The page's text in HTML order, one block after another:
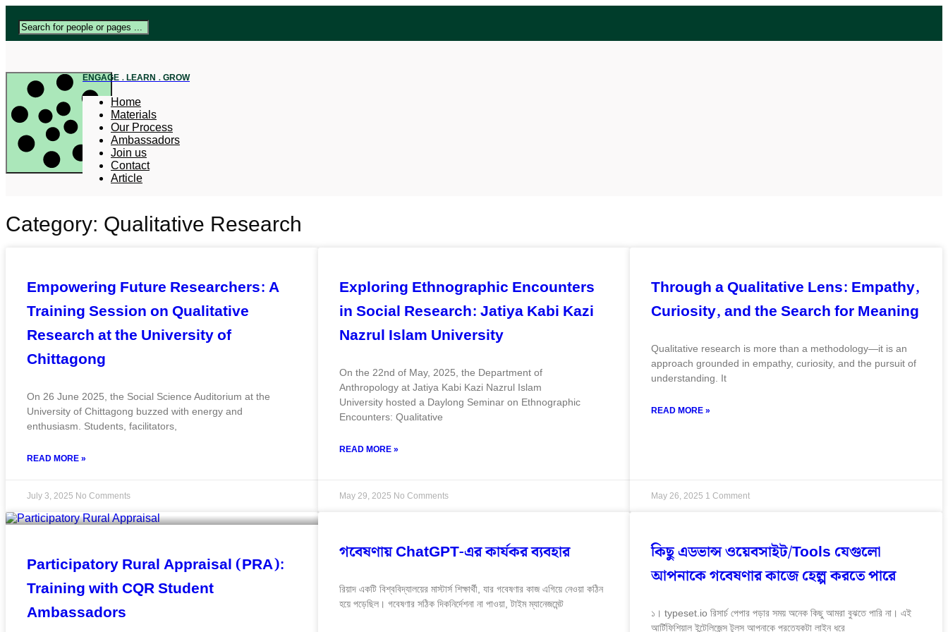
ENGAGE . LEARN . GROW
Home
Materials
Our Process
Ambassadors
Join us
Contact
Article
Category: Qualitative Research
Empowering Future Researchers: A
Training Session on Qualitative
Research at the University of
Chittagong
On 26 June 2025, the Social Science Auditorium at the
University of Chittagong buzzed with energy and
enthusiasm. Students, facilitators,
READ MORE »
July 3, 2025 No Comments
Exploring Ethnographic Encounters
in Social Research: Jatiya Kabi Kazi
Nazrul Islam University
On the 22nd of May, 2025, the Department of
Anthropology at Jatiya Kabi Kazi Nazrul Islam
University hosted a Daylong Seminar on Ethnographic
Encounters: Qualitative
READ MORE »
May 29, 2025 No Comments
Through a Qualitative Lens: Empathy,
Curiosity, and the Search for Meaning
Qualitative research is more than a methodology—it is an
approach grounded in empathy, curiosity, and the pursuit of
understanding. It
READ MORE »
May 26, 2025 1 Comment
Participatory Rural Appraisal (PRA):
Training with CQR Student
Ambassadors
গবেষণায় ChatGPT-এর কার্যকর ব্যবহার
রিয়াদ একটি বিশ্ববিদ্যালয়ের মাস্টার্স শিক্ষার্থী, যার গবেষণার কাজ এগিয়ে নেওয়া কঠিন
হয়ে পড়েছিল। গবেষণার সঠিক দিকনির্দেশনা না পাওয়া, টাইম ম্যানেজমেন্ট
কিছু এডভান্স ওয়েবসাইট/Tools যেগুলো
আপনাকে গবেষণার কাজে হেল্প করতে পারে
১। typeset.io রিসার্চ পেপার পড়ার সময় অনেক কিছু আমরা বুঝতে পারি না। এই
আর্টিফিশিয়াল ইন্টেলিজেন্স টুলস আপনাকে প্রত্যেকটা লাইন ধরে